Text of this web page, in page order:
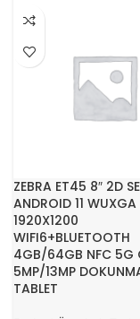
ZEBRA ET45 8″ 2D
ANDROID 11 WUXGA
1920X1200
WIFI6+BLUETOOTH
4GB/64GB NFC 5G
5MP/13MP
TABLET